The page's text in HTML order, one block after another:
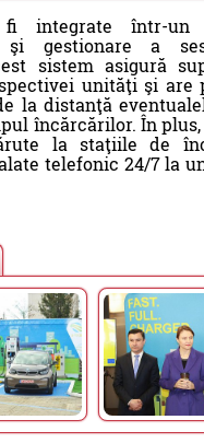
integrate într-un
şi gestionare a
sistem asigură
unităţi şi are
la distanţă
încărcărilor. În
la staţiile de
telefonic 24/7 la